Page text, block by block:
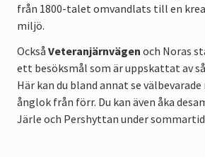
från 1800-talet omvandlats till en
miljö.
Också Veteranjärnvägen och Noras
ett besöksmål som är uppskattat av
Här kan du bland annat se
ånglok från förr. Du kan även åka
Järle och Pershyttan under